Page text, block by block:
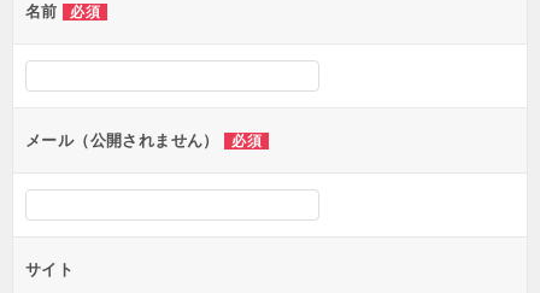
ー
シ
ョ
ン
名前 必須
メール（公開されません） 必須
サイト